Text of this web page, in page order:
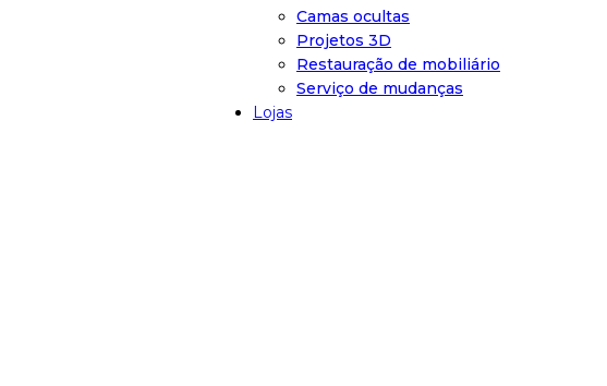
Camas ocultas
Projetos 3D
Restauração de mobiliário
Serviço de mudanças
Lojas